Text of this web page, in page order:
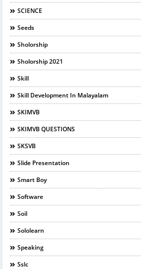
SCIENCE
Seeds
Sholorship
Sholorship 2021
Skill
Skill Development In Malayalam
SKIMVB
SKIMVB QUESTIONS
SKSVB
Slide Presentation
Smart Boy
Software
Soil
Sololearn
Speaking
Sslc